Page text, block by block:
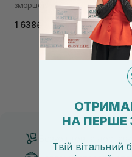
зморшок
1 638₴
НА ПЕРШЕ
Твій